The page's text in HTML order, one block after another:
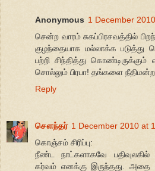
Anonymous 1 December
சென்ற வாரம் சுகப்பிரசவத்தில்
குழந்தையாக மல்லாக்க படுத்து
பற்றி சிந்தித்து
சொல்லும் பிரபா! தங்களை
Reply
சௌந்தர் 1 December 2010 at
கொஞ்சம் சிரிப்பு:
நீண்ட நாட்களாகவே
கர்வம் எனக்கு இருந்தது. அதை